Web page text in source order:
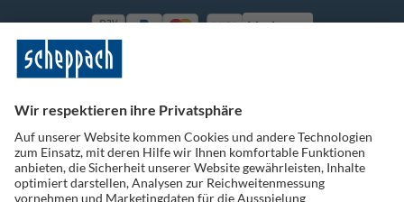
Vorkasse
Folge uns auf Social Media